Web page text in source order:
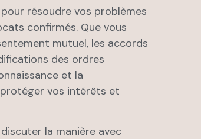
résoudre vos problèmes
confirmés. Que vous
mutuel, les accords
des ordres
et la
vos intérêts et
la manière avec